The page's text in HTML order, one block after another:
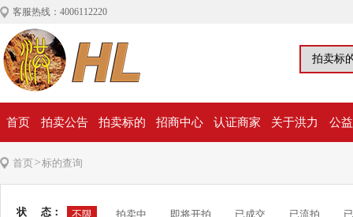
客服热线：4006112220
首页 拍卖公告 拍卖标的 招商中心 认证商家 关于洪力 公
首页>标的查询
状 态： 不限 拍卖中 即将开拍 已成交 已流拍